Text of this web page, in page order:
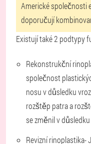
Americké společnosti
doporučují
Existují také 2 podtypy
Rekonstrukční
společnost
nosu v důsledku
rozštěp patra a
se změnil v
Revizní rinoplastika-